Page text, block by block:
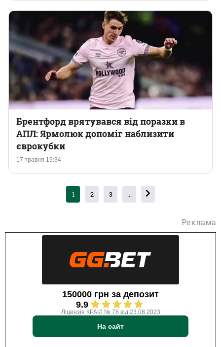
17 травня 19:34
Брентфорд врятувався від поразки в
АПЛ: Ярмолюк допоміг наблизити
єврокубки
1 2 3 ...
Реклама
150000 грн за депозит
9.9
Ліцензія КРАІЛ № 78 від 23.08.2023
На сайт